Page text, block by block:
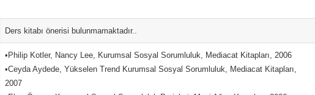
Ders kitabı önerisi bulunmamaktadır..
•Philip Kotler, Nancy Lee, Kurumsal Sosyal Sorumluluk, Mediacat Kitapları, 2006
•Ceyda Aydede, Yükselen Trend Kurumsal Sosyal Sorumluluk, Mediacat Kitapları,
2007